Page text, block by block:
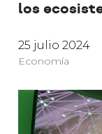
los
25 julio 2024
Economía